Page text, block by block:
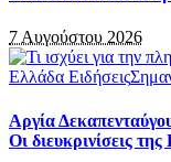
7 Αυγούστου 2026
Ελλάδα Ειδήσεις
Αργία
Οι διευκρινίσεις